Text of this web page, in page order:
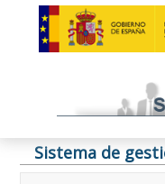
Sistema de